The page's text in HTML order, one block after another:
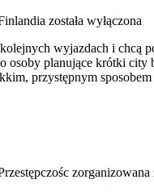
została wyłączona
wyjazdach i
osoby planujące krótki
przystępnym
zorganizowana